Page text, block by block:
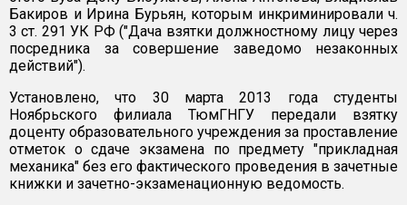
Бакиров и Ирина Бурьян, которым инкриминировали ч.
3 ст. 291 УК РФ ("Дача взятки должностному лицу через
посредника за совершение заведомо незаконных
действий").
Установлено, что 30 марта 2013 года студенты
Ноябрьского филиала ТюмГНГУ передали взятку
доценту образовательного учреждения за проставление
отметок о сдаче экзамена по предмету "прикладная
механика" без его фактического проведения в зачетные
книжки и зачетно-экзаменационную ведомость.